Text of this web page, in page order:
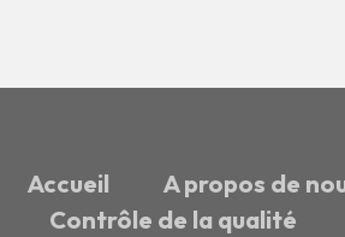
Accueil A propos de
Contrôle de la qualité